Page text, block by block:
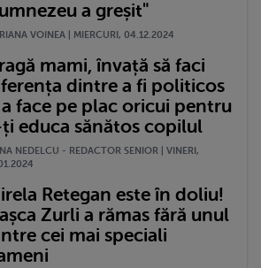
a greșit"
VOINEA | MIERCURI, 04.12.2024
mami, învață să faci
dintre a fi politicos
a face pe plac oricui pentru
educa sănătos copilul
NEDELCU - REDACTOR SENIOR | VINERI,
Retegan este în doliu!
Zurli a rămas fără unul
cei mai speciali